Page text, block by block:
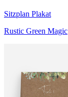
Sitzplan Plakat
Rustic Green Magic